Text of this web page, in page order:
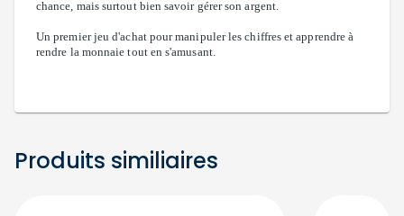
chance, mais surtout bien savoir gérer son argent.
Un premier jeu d'achat pour manipuler les chiffres et apprendre à
rendre la monnaie tout en s'amusant.
Produits similiaires